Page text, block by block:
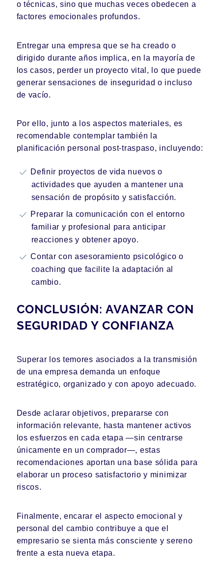
o técnicas, sino que muchas veces obedecen a
factores emocionales profundos.
Entregar una empresa que se ha creado o
dirigido durante años implica, en la mayoría de
los casos, perder un proyecto vital, lo que puede
generar sensaciones de inseguridad o incluso
de vacío.
Por ello, junto a los aspectos materiales, es
recomendable contemplar también la
planificación personal post-traspaso, incluyendo:
Definir proyectos de vida nuevos o
actividades que ayuden a mantener una
sensación de propósito y satisfacción.
Preparar la comunicación con el entorno
familiar y profesional para anticipar
reacciones y obtener apoyo.
Contar con asesoramiento psicológico o
coaching que facilite la adaptación al
cambio.
CONCLUSIÓN: AVANZAR CON
SEGURIDAD Y CONFIANZA
Superar los temores asociados a la transmisión
de una empresa demanda un enfoque
estratégico, organizado y con apoyo adecuado.
Desde aclarar objetivos, prepararse con
información relevante, hasta mantener activos
los esfuerzos en cada etapa —sin centrarse
únicamente en un comprador—, estas
recomendaciones aportan una base sólida para
elaborar un proceso satisfactorio y minimizar
riscos.
Finalmente, encarar el aspecto emocional y
personal del cambio contribuye a que el
empresario se sienta más consciente y sereno
frente a esta nueva etapa.